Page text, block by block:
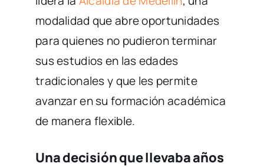
modalidad que abre oportunidades
para quienes no pudieron terminar
sus estudios en las edades
tradicionales y que les permite
avanzar en su formación académica
de manera flexible.
Una decisión que llevaba años